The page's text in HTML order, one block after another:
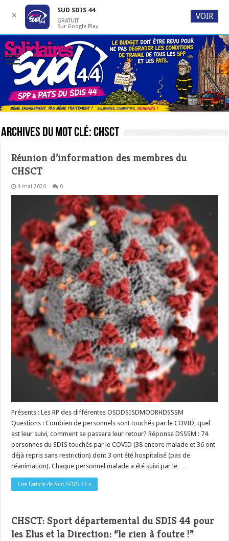
Archives du mot clé:CHSCT
Réunion d’information des membres du
CHSCT
4 mai 2020 0
Présents : Les RP des différentes OSDDSISDMODRHDSSSM
Questions : Combien de personnels sont touchés par le COVID, quel
est leur suivi, comment se passera leur retour? Réponse DSSSM : 74
personnes du SDIS touchés par le COVID (38 encore malade et 36 ont
déjà repris sans restriction) dont 3 ont été hospitalisé (pas de
réanimation). Chaque personnel malade a été suivi par le …
Lire l'article de Sud SDIS 44 »
CHSCT: Sport départemental du SDIS 44 pour
les Elus et la Direction: “le rien à foutre !”
✕
SUD SDIS 44
GRATUIT
Sur Google Play
VOIR